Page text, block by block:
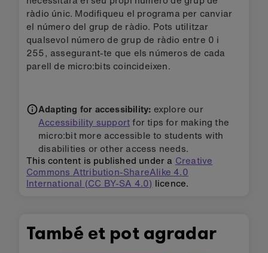
ràdio únic. Modifiqueu el programa per canviar
el número del grup de ràdio. Pots utilitzar
qualsevol número de grup de ràdio entre 0 i
255, assegurant-te que els números de cada
parell de micro:bits coincideixen.
Adapting for accessibility: explore our
Accessibility supportfor tips for making the
micro:bit more accessible to students with
disabilities or other access needs.
This content is published under a Creative
Commons Attribution-ShareAlike 4.0
International (CC BY-SA 4.0) licence.
També et pot agradar